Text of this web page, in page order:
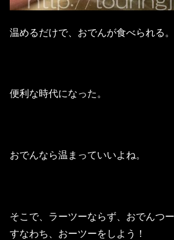
温めるだけで、おでんが食べられる。
便利な時代になった。
おでんなら温まっていいよね。
そこで、ラーツーならず、おでんつー
すなわち、おーツーをしよう！